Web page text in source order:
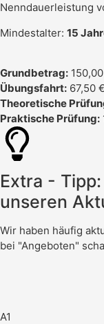
Nenndauerleistung
Mindestalter: 15
Grundbetrag:
Übungsfahrt: 67,50 €
Theoretische
Praktische Prüfung:
Extra -
unseren
Wir haben häufig
bei "Angeboten"
A1